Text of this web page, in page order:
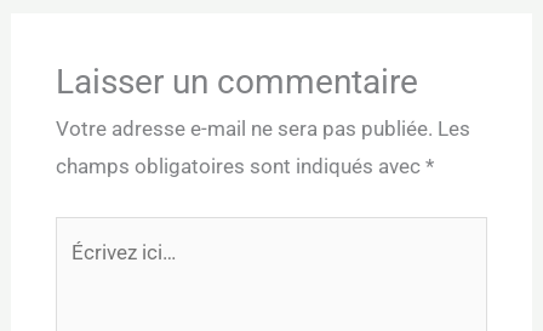
Laisser un commentaire
Votre adresse e-mail ne sera pas publiée. Les
champs obligatoires sont indiqués avec *